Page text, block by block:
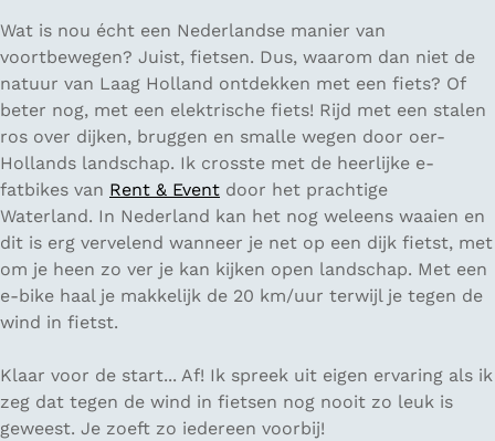
Wat is nou écht een Nederlandse manier van
voortbewegen? Juist, fietsen. Dus, waarom dan niet de
natuur van Laag Holland ontdekken met een fiets? Of
beter nog, met een elektrische fiets! Rijd met een stalen
ros over dijken, bruggen en smalle wegen door oer-
Hollands landschap. Ik crosste met de heerlijke e-
fatbikes van Rent & Event door het prachtige
Waterland. In Nederland kan het nog weleens waaien en
dit is erg vervelend wanneer je net op een dijk fietst, met
om je heen zo ver je kan kijken open landschap. Met een
e-bike haal je makkelijk de 20 km/uur terwijl je tegen de
wind in fietst.
Klaar voor de start... Af! Ik spreek uit eigen ervaring als ik
zeg dat tegen de wind in fietsen nog nooit zo leuk is
geweest. Je zoeft zo iedereen voorbij!